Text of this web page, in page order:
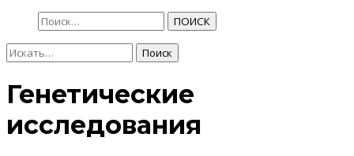
ПОИСК
Поиск: Поиск
Генетические
исследования